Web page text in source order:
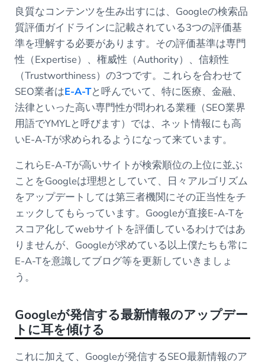
良質なコンテンツを生み出すには、Googleの検索品
質評価ガイドラインに記載されている3つの評価基
準を理解する必要があります。その評価基準は専門
性（Expertise）、権威性（Authority）、信頼性
（Trustworthiness）の3つです。これらを合わせて
SEO業者はE-A-Tと呼んでいて、特に医療、金融、
法律といった高い専門性が問われる業種（SEO業界
用語でYMYLと呼びます）では、ネット情報にも高
いE-A-Tが求められるようになって来ています。
これらE-A-Tが高いサイトが検索順位の上位に並ぶ
ことをGoogleは理想としていて、日々アルゴリズム
をアップデートしては第三者機関にその正当性をチ
ェックしてもらっています。Googleが直接E-A-Tを
スコア化してwebサイトを評価しているわけではあ
りませんが、Googleが求めている以上僕たちも常に
E-A-Tを意識してブログ等を更新していきましょ
う。
Googleが発信する最新情報のアップデー
トに耳を傾ける
これに加えて、Googleが発信するSEO最新情報のア